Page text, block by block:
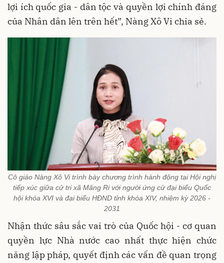
lợi ích quốc gia - dân tộc và quyền lợi chính đáng
của Nhân dân lên trên hết”, Nàng Xô Vi chia sẻ.
Cô giáo Nàng Xô Vi trình bày chương trình hành động tại Hội nghị
tiếp xúc giữa cử tri xã Măng Ri với người ứng cử đại biểu Quốc
hội khóa XVI và đại biểu HĐND tỉnh khóa XIV, nhiệm kỳ 2026 -
2031
Nhận thức sâu sắc vai trò của Quốc hội - cơ quan
quyền lực Nhà nước cao nhất thực hiện chức
năng lập pháp, quyết định các vấn đề quan trọng